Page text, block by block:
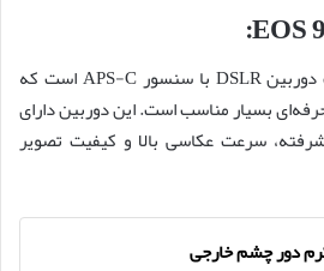
دوربین کانن EOS 90D یک دوربین DSLR با سنسور APS-C است که
بسیار مناسب است. این دوربین دارای
سرعت عکاسی بالا و کیفیت تصویر
دور چشم خارجی